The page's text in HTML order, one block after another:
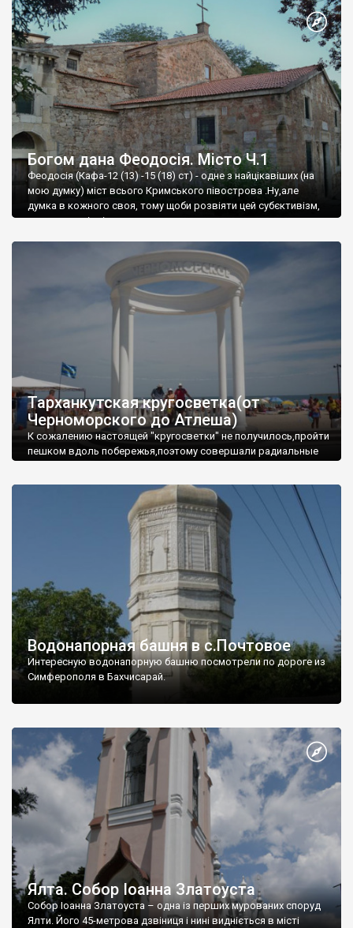
Богом дана Феодосія. Місто Ч.1
Феодосія (Кафа-12 (13) -15 (18) ст) - одне з найцікавіших (на
мою думку) міст всього Кримського півострова .Ну,але
думка в кожного своя, тому щоби розвіяти цей субєктивізм,
запрошую відвідати це
Тарханкутская кругосветка(от
Черноморского до Атлеша)
К сожалению настоящей "кругосветки" не получилось,пройти
пешком вдоль побережья,поэтому совершали радиальные
Водонапорная башня в с.Почтовое
Интересную водонапорную башню посмотрели по дороге из
Симферополя в Бахчисарай.
Ялта. Собор Іоанна Златоуста
Собор Іоанна Златоуста – одна із перших мурованих споруд
Ялти. Його 45-метрова дзвіниця і нині видніється в місті